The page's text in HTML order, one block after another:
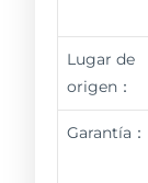
Lugar de
origen：
Garantía：